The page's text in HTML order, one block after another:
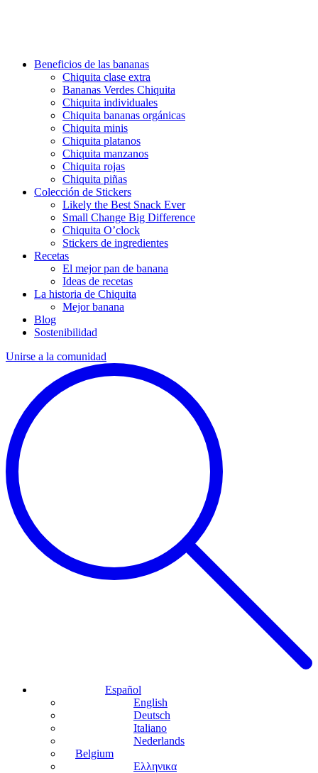
Beneficios de las bananas
Chiquita clase extra
Bananas Verdes Chiquita
Chiquita individuales
Chiquita bananas orgánicas
Chiquita minis
Chiquita platanos
Chiquita manzanos
Chiquita rojas
Chiquita piñas
Colección de Stickers
Likely the Best Snack Ever
Small Change Big Difference
Chiquita O’clock
Stickers de ingredientes
Recetas
El mejor pan de banana
Ideas de recetas
La historia de Chiquita
Mejor banana
Blog
Sostenibilidad
Unirse a la comunidad
Español
English
Deutsch
Italiano
Nederlands
Belgium
Ελληνικα